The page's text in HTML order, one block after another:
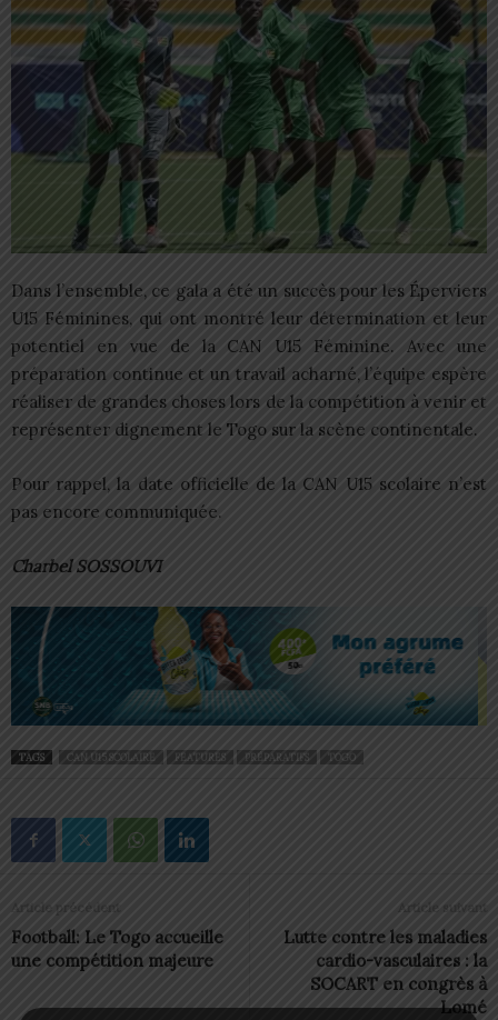
Dans l’ensemble, ce gala a été un succès pour les Éperviers
U15 Féminines, qui ont montré leur détermination et leur
potentiel en vue de la CAN U15 Féminine. Avec une
préparation continue et un travail acharné, l’équipe espère
réaliser de grandes choses lors de la compétition à venir et
représenter dignement le Togo sur la scène continentale.
Pour rappel, la date officielle de la CAN U15 scolaire n’est
pas encore communiquée.
Charbel SOSSOUVI
TAGS CAN U15 SCOLAIRE FEATURES PRÉPARATIFS TOGO
Article précédent
Football: Le Togo accueille
une compétition majeure
Article suivant
Lutte contre les maladies
cardio-vasculaires : la
SOCART en congrès à
Lomé